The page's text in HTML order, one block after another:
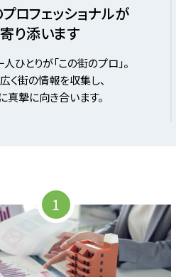
ロフェッショナルが
寄り添います
ひとりが「この街のプロ」。
く街の情報を収集し、
真摯に向き合います。
1